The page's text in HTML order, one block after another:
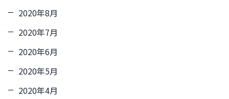
2020年8月
2020年7月
2020年6月
2020年5月
2020年4月